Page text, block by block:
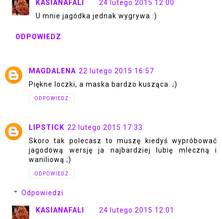
KASIANAFALI
24 lutego 2015 12:00
U mnie jagódka jednak wygrywa :)
ODPOWIEDZ
MAGDALENA 22 lutego 2015 16:57
Piękne loczki, a maska bardzo kusząca. ;)
ODPOWIEDZ
LIPSTICK 22 lutego 2015 17:33
Skoro tak polecasz to muszę kiedyś wypróbować
jagodową wersję ja najbardziej lubię mleczną i
waniliową ;)
ODPOWIEDZ
Odpowiedzi
KASIANAFALI
24 lutego 2015 12:01